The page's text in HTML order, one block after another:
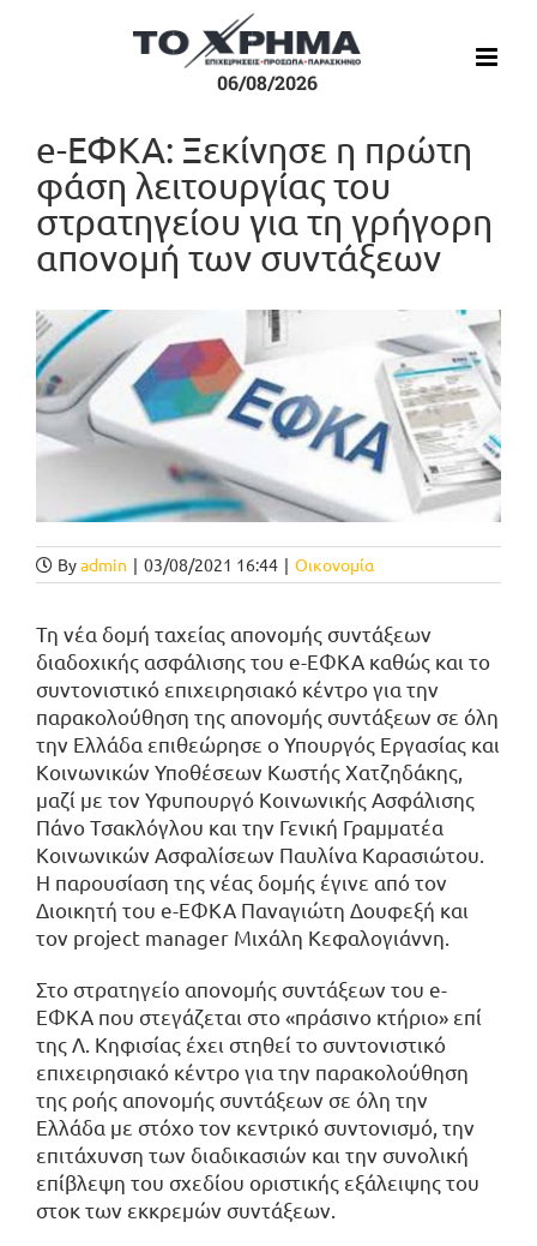
06/08/2026
e-ΕΦΚΑ: Ξεκίνησε η πρώτη
φάση λειτουργίας του
στρατηγείου για τη γρήγορη
απονομή των συντάξεων
Προβολή
μεγαλύτερης
εικόνας
Byadmin | 03/08/2021 16:44 | Οικονομία
Τη νέα δομή ταχείας απονομής συντάξεων
διαδοχικής ασφάλισης του e-ΕΦΚΑ καθώς και το
συντονιστικό επιχειρησιακό κέντρο για την
παρακολούθηση της απονομής συντάξεων σε όλη
την Ελλάδα επιθεώρησε ο Υπουργός Εργασίας και
Κοινωνικών Υποθέσεων Κωστής Χατζηδάκης,
μαζί με τον Υφυπουργό Κοινωνικής Ασφάλισης
Πάνο Τσακλόγλου και την Γενική Γραμματέα
Κοινωνικών Ασφαλίσεων Παυλίνα Καρασιώτου.
Η παρουσίαση της νέας δομής έγινε από τον
Διοικητή του e-ΕΦΚΑ Παναγιώτη Δουφεξή και
τον project manager Μιχάλη Κεφαλογιάννη.
Στο στρατηγείο απονομής συντάξεων του e-
ΕΦΚΑ που στεγάζεται στο «πράσινο κτήριο» επί
της Λ. Κηφισίας έχει στηθεί το συντονιστικό
επιχειρησιακό κέντρο για την παρακολούθηση
της ροής απονομής συντάξεων σε όλη την
Ελλάδα με στόχο τον κεντρικό συντονισμό, την
επιτάχυνση των διαδικασιών και την συνολική
επίβλεψη του σχεδίου οριστικής εξάλειψης του
στοκ των εκκρεμών συντάξεων.